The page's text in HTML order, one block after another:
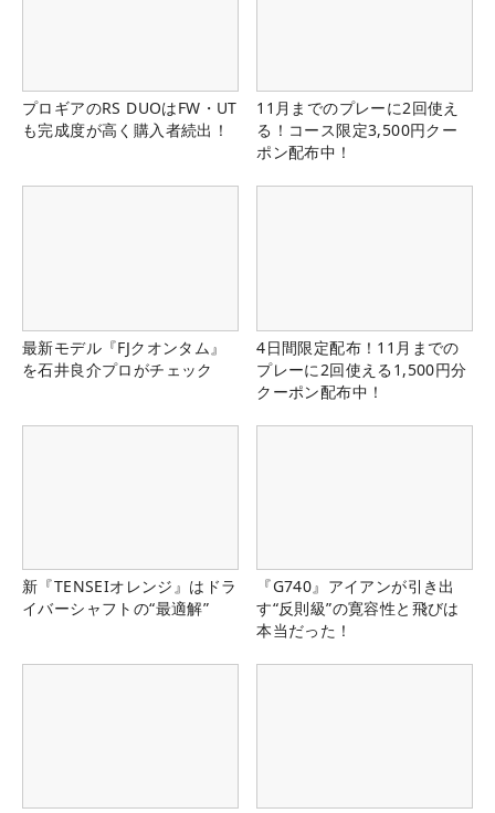
プロギアのRS DUOはFW・UT
も完成度が高く購入者続出！
11月までのプレーに2回使え
る！コース限定3,500円クー
ポン配布中！
最新モデル『FJクオンタム』
を石井良介プロがチェック
4日間限定配布！11月までの
プレーに2回使える1,500円分
クーポン配布中！
新『TENSEIオレンジ』はドラ
イバーシャフトの“最適解”
『G740』アイアンが引き出
す“反則級”の寛容性と飛びは
本当だった！